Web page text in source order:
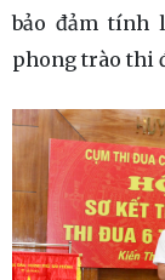
bảo đảm tính
phong trào thi